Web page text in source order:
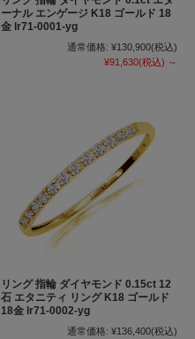
ーナル エンゲージ K18 ゴールド 18
金 lr71-0001-yg
通常価格: ¥130,900(税込)
¥91,630(税込) ～
リング 指輪 ダイヤモンド 0.15ct 12
石 エタニティ リング K18 ゴールド
18金 lr71-0002-yg
通常価格: ¥136,400(税込)